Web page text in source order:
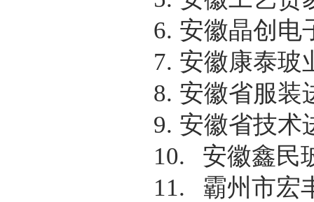
6. 安徽晶创电
7. 安徽康泰玻
8. 安徽省服装
9. 安徽省技术
10.
安徽鑫民
11.
霸州市宏